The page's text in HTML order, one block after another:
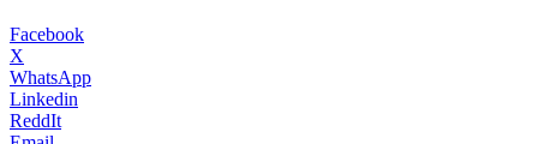
Facebook
X
WhatsApp
Linkedin
ReddIt